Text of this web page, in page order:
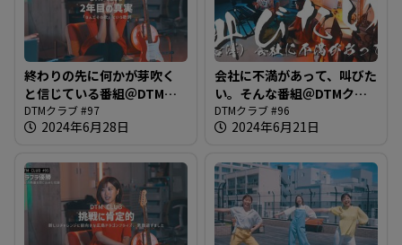
終わりの先に何かが芽吹く
と信じている番組＠DTMク
ラブ#97
DTMクラブ #97
2024年6月28日
会社に不満があって、叫びた
い。そんな番組＠DTMクラ
ブ#96
DTMクラブ #96
2024年6月21日